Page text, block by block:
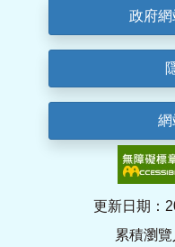
政府
網
更新日期：
累積瀏